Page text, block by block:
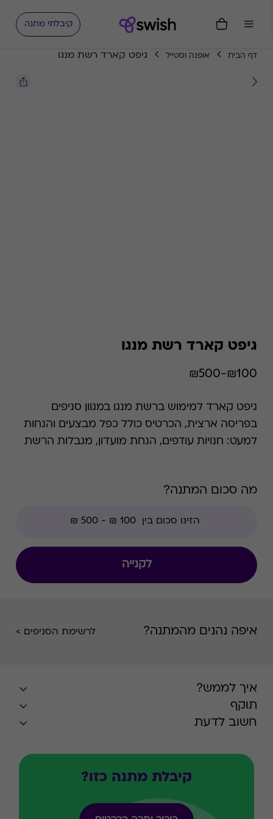
קיבלתי מתנה
דף הבית אופנה וסטייל גיפט קארד רשת מנגו
גיפט קארד רשת מנגו
₪100-₪500
גיפט קארד למימוש ברשת מנגו במגוון סניפים
בפריסה ארצית, הכרטיס כולל כפל מבצעים והנחות
למעט: חנויות עודפים, הנחת מועדון, מגבלות הרשת
מה סכום המתנה?
לקנייה
איפה נהנים מהמתנה? לרשימת הסניפים >
איך לממש?
תוקף
חשוב לדעת
קיבלת מתנה כזו?